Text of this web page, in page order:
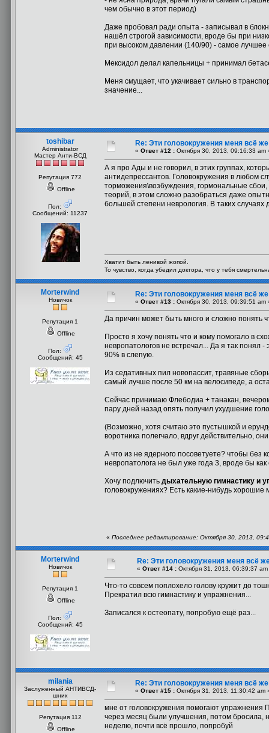
чем обычно в этот период)
Даже пробовал ради опыта - записывал в
нашёл строгой зависимости, вроде бы при
при высоком давлении (140/90) - самое лучшее
Мексидол делал капельницы + принимал
Меня смущает, что укачивает сильно в
значение...
toshibar
Administrator
Мастер Анти-ВСД
Репутация 772
Offline
Пол:
Сообщений: 11237
Re: Эти головокружения меня всё
« Ответ #12 : Октября 30, 2013, 09:16:33 am
А я про Ады и не говорил, в этих группах,
антидепрессантов. Головокружения в любом
торможения\возбуждения, гормональные сбои,
теорий, в этом сложно разобраться даже
большей степени неврология. В таких
Хватит быть ленивой жопой.
То чувство, когда убедил доктора, что у тебя
Morterwind
Новичок
Репутация 1
Offline
Пол:
Сообщений: 45
Re: Эти головокружения меня всё
« Ответ #13 : Октября 30, 2013, 09:39:51 am
Да причин может быть много и сложно понять
Просто я хочу понять что и кому помогало в
невропатологов не встречал... Да я так понял
90% в слепую.
Из седативных пил новопассит, травяные
самый лучше после 50 км на велосипеде, а
Сейчас принимаю Флебодиа + танакан,
пару дней назад опять получил ухудшение
(Возможно, хотя считаю это пустышкой и
воротника полегчало, вдруг действительно,
А что из не ядерного посоветуете? чтобы без
невропатолога не был уже года 3, вроде бы
Хочу подлючить дыхательную гимнастику и
головокружениях? Есть какие-нибудь
« Последнее редактирование: Октября 30, 2013,
Morterwind
Новичок
Репутация 1
Offline
Пол:
Сообщений: 45
Re: Эти головокружения меня всё
« Ответ #14 : Октября 31, 2013, 06:39:37 am
Что-то совсем поплохело голову кружит до
Прекратил всю гимнастику и упражнения...
Записался к остеопату, попробую ещё раз...
milania
Заслуженный АНТИВСД-
шник
Репутация 112
Offline
Re: Эти головокружения меня всё
« Ответ #15 : Октября 31, 2013, 11:30:42 am
мне от головокружения помогают
через месяц были улучшения, потом бросила,
неделю, почти всё прошло, попробуй